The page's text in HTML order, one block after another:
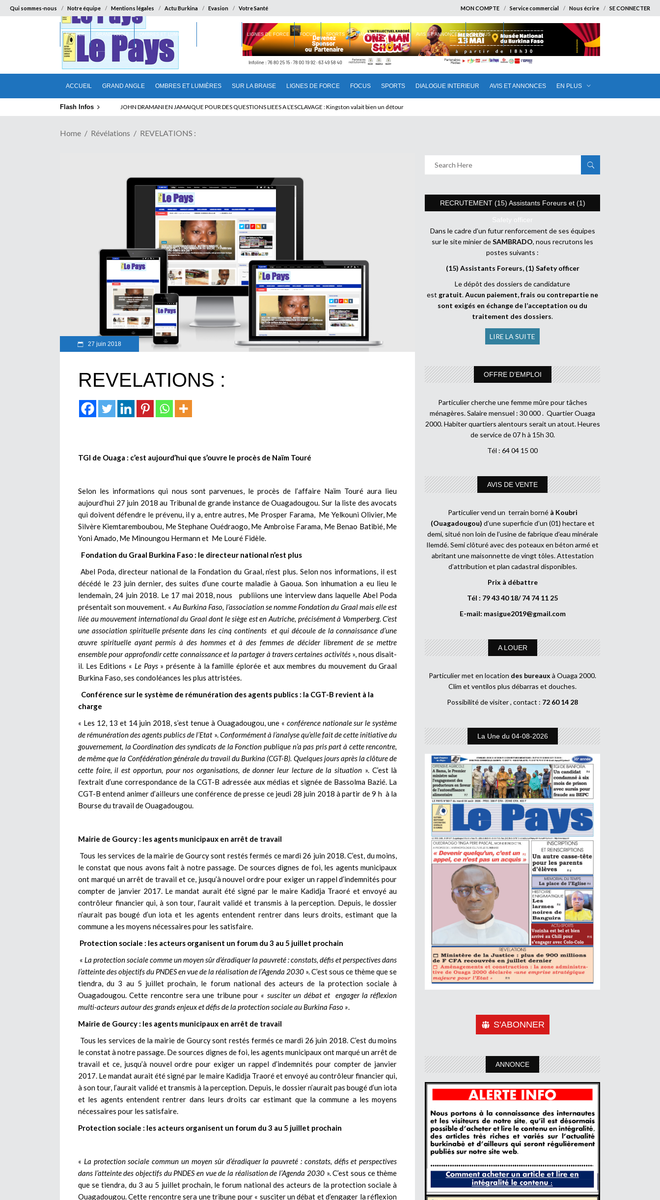
Qui sommes-nous Notre équipe Mentions légales Actu Burkina Evasion Votre Santé MON COMPTE Service commercial Nous écrire SE CONNECTER
ACCUEIL GRAND ANGLE OMBRES ET LUMIÈRES SUR LA BRAISE LIGNES DE FORCE FOCUS SPORTS DIALOGUE INTERIEUR AVIS ET ANNONCES EN PLUS
ACCUEIL GRAND ANGLE OMBRES ET LUMIÈRES LIGNES DE FORCE FOCUS SPORTS DIALOGUE INTERIEUR AVIS ET ANNONCES EN PLUS
Flash Infos ABSENCE PROLONGEE DE PAUL BIYA DU CAMEROUN : Qui pilote le Cameroun ?
Home Révélations REVELATIONS :
27 juin 2018
REVELATIONS :
TGI de Ouaga : c’est aujourd’hui que s’ouvre le procès de Naïm Touré
Selon les informations qui nous sont parvenues, le procès de l’affaire Naïm Touré aura lieu
aujourd’hui 27 juin 2018 au Tribunal de grande instance de Ouagadougou. Sur la liste des avocats
qui doivent défendre le prévenu, il y a, entre autres, Me Prosper Farama, Me Yelkouni Olivier, Me
Silvère Kiemtaremboubou, Me Stephane Ouédraogo, Me Ambroise Farama, Me Benao Batibié, Me
Yoni Amado, Me Minoungou Hermann et Me Louré Fidèle.
Fondation du Graal Burkina Faso : le directeur national n’est plus
Abel Poda, directeur national de la Fondation du Graal, n’est plus. Selon nos informations, il est
décédé le 23 juin dernier, des suites d’une courte maladie à Gaoua. Son inhumation a eu lieu le
lendemain, 24 juin 2018. Le 17 mai 2018, nous publiions une interview dans laquelle Abel Poda
présentait son mouvement. « Au Burkina Faso, l’association se nomme Fondation du Graal mais elle est
liée au mouvement international du Graal dont le siège est en Autriche, précisément à Vomperberg. C’est
une association spirituelle présente dans les cinq continents et qui découle de la connaissance d’une
œuvre spirituelle ayant permis à des hommes et à des femmes de décider librement de se mettre
ensemble pour approfondir cette connaissance et la partager à travers certaines activités», nous disait-
il. Les Editions « Le Pays » présente à la famille éplorée et aux membres du mouvement du Graal
Burkina Faso, ses condoléances les plus attristées.
Conférence sur le système de rémunération des agents publics : la CGT-B revient à la
charge
« Les 12, 13 et 14 juin 2018, s’est tenue à Ouagadougou, une « conférence nationale sur le système
de rémunération des agents publics de l’Etat ». Conformément à l’analyse qu’elle fait de cette initiative du
gouvernement, la Coordination des syndicats de la Fonction publique n’a pas pris part à cette rencontre,
de même que la Confédération générale du travail du Burkina (CGT-B). Quelques jours après la clôture de
cette foire, il est opportun, pour nos organisations, de donner leur lecture de la situation ». C’est là
l’extrait d’une correspondance de la CGT-B adressée aux médias et signée de Bassolma Bazié. La
CGT-B entend animer d’ailleurs une conférence de presse ce jeudi 28 juin 2018 à partir de 9 h à la
Bourse du travail de Ouagadougou.
Mairie de Gourcy : les agents municipaux en arrêt de travail
Tous les services de la mairie de Gourcy sont restés fermés ce mardi 26 juin 2018. C’est, du moins,
le constat que nous avons fait à notre passage. De sources dignes de foi, les agents municipaux
ont marqué un arrêt de travail et ce, jusqu’à nouvel ordre pour exiger un rappel d’indemnités pour
compter de janvier 2017. Le mandat aurait été signé par le maire Kadidja Traoré et envoyé au
contrôleur financier qui, à son tour, l’aurait validé et transmis à la perception. Depuis, le dossier
n’aurait pas bougé d’un iota et les agents entendent rentrer dans leurs droits, estimant que la
commune a les moyens nécessaires pour les satisfaire.
Protection sociale : les acteurs organisent un forum du 3 au 5 juillet prochain
« La protection sociale comme un moyen sûr d’éradiquer la pauvreté : constats, défis et perspectives dans
l’atteinte des objectifs du PNDES en vue de la réalisation de l’Agenda 2030 ». C’est sous ce thème que se
tiendra, du 3 au 5 juillet prochain, le forum national des acteurs de la protection sociale à
Ouagadougou. Cette rencontre sera une tribune pour « susciter un débat et engager la réflexion
multi-acteurs autour des grands enjeux et défis de la protection sociale au Burkina Faso »
Mairie de Gourcy : les agents municipaux en arrêt de travail
Tous les services de la mairie de Gourcy sont restés fermés ce mardi 26 juin 2018. C’est du moins
le constat à notre passage. De sources dignes de foi, les agents municipaux ont marqué un arrêt de
travail et ce, jusqu’à nouvel ordre pour exiger un rappel d’indemnités pour compter de janvier
2017. Le mandat aurait été signé par le maire Kadidja Traoré et envoyé au contrôleur financier qui,
à son tour, l’aurait validé et transmis à la perception. Depuis, le dossier n’aurait pas bougé d’un iota
et les agents entendent rentrer dans leurs droits car estimant que la commune a les moyens
nécessaires pour les satisfaire.
Protection sociale : les acteurs organisent un forum du 3 au 5 juillet prochain
« La protection sociale commun un moyen sûr d’éradiquer la pauvreté : constats, défis et perspectives
dans l’atteinte des objectifs du PNDES en vue de la réalisation de l’Agenda 2030». C’est sous ce thème
que se tiendra, du 3 au 5 juillet prochain, le forum national des acteurs de la protection sociale à
Ouagadougou. Cette rencontre sera une tribune pour « susciter un débat et d’engager la réflexion
RECRUTEMENT (15) Assistants Foreurs et (1)
Safety officer
Dans le cadre d’un futur renforcement de ses équipes
sur le site minier deSAMBRADO, nous recrutons les
postes suivants :
(15) Assistants Foreurs, (1) Safety officer
Le dépôt des dossiers de candidature
est gratuit.Aucun paiement, frais ou contrepartie ne
sont exigés en échange de l’acceptation ou du
traitement des dossiers.
LIRE LA SUITE
OFFRE D’EMPLOI
Particulier cherche une femme mûre pour tâches
ménagères. Salaire mensuel : 30 000 . Quartier Ouaga
2000. Habiter quartiers alentours serait un atout. Heures
de service de 07 h à 15h 30.
Tél : 64 04 15 00
AVIS DE VENTE
Particulier vend un terrain borné à Koubri
(Ouagadougou) d’une superficie d’un (01) hectare et
demi, situé non loin de l’usine de fabrique d’eau minérale
Ilemdé. Semi clôturé avec des poteaux en béton armé et
abritant une maisonnette de vingt tôles. Attestation
d’attribution et plan cadastral disponibles.
Prix à débattre
Tél : 79 43 40 18/ 74 74 11 25
E-mail: masigue2019@gmail.com
A LOUER
Particulier met en location des bureaux à Ouaga 2000.
Clim et ventilos plus débarras et douches.
Possibilité de visiter , contact : 72 60 14 28
La Une du 04-08-2026
S'ABONNER
ANNONCE